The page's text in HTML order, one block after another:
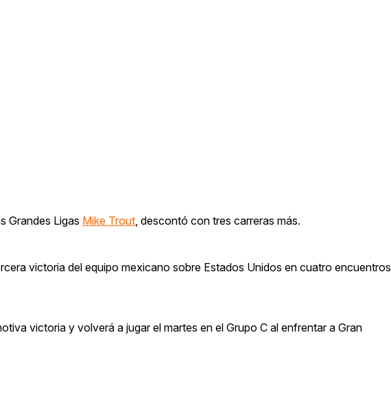
Grandes Ligas Mike Trout , descontó con tres carreras más.
victoria del equipo mexicano sobre Estados Unidos en cuatro encuentros
victoria y volverá a jugar el martes en el Grupo C al enfrentar a Gran